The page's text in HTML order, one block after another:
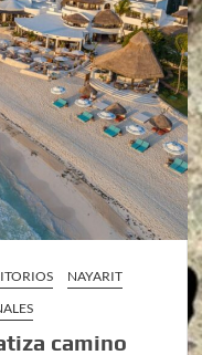
NAYARIT
camino